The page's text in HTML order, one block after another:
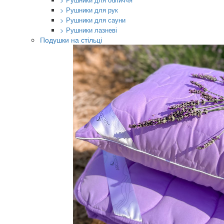
> Рушники для рук
> Рушники для сауни
> Рушники лазневі
Подушки на стільці